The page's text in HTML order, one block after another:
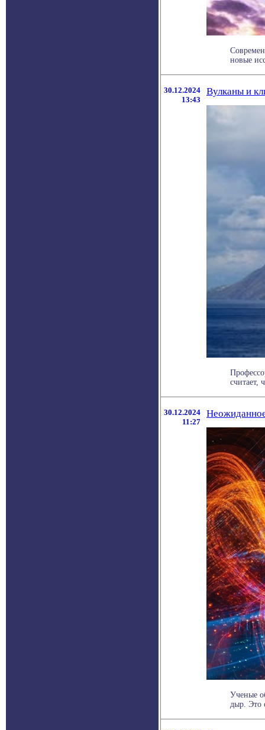
новые
30.12.2024
13:43
Вулканы и
считает,
30.12.2024
11:27
Ученые
дыр. Это